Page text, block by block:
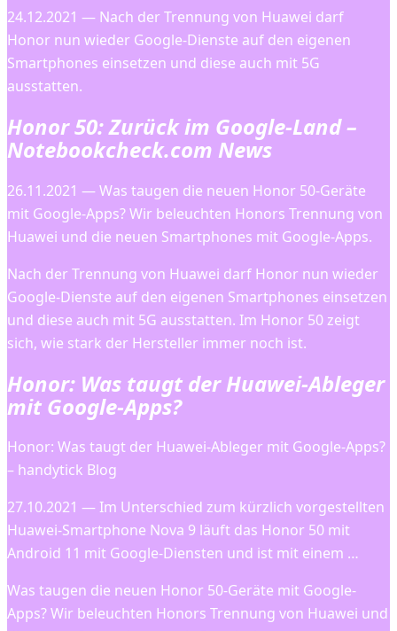
24.12.2021 — Nach der Trennung von Huawei darf
Honor nun wieder Google-Dienste auf den eigenen
Smartphones einsetzen und diese auch mit 5G
ausstatten.
Honor 50: Zurück im Google-Land –
Notebookcheck.com News
26.11.2021 — Was taugen die neuen Honor 50-Geräte
mit Google-Apps? Wir beleuchten Honors Trennung von
Huawei und die neuen Smartphones mit Google-Apps.
Nach der Trennung von Huawei darf Honor nun wieder
Google-Dienste auf den eigenen Smartphones einsetzen
und diese auch mit 5G ausstatten. Im Honor 50 zeigt
sich, wie stark der Hersteller immer noch ist.
Honor: Was taugt der Huawei-Ableger
mit Google-Apps?
Honor: Was taugt der Huawei-Ableger mit Google-Apps?
– handytick Blog
27.10.2021 — Im Unterschied zum kürzlich vorgestellten
Huawei-Smartphone Nova 9 läuft das Honor 50 mit
Android 11 mit Google-Diensten und ist mit einem …
Was taugen die neuen Honor 50-Geräte mit Google-
Apps? Wir beleuchten Honors Trennung von Huawei und